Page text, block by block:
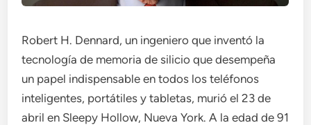
Robert H. Dennard, un ingeniero que inventó la
tecnología de memoria de silicio que desempeña
un papel indispensable en todos los teléfonos
inteligentes, portátiles y tabletas, murió el 23 de
abril en Sleepy Hollow, Nueva York. A la edad de 91